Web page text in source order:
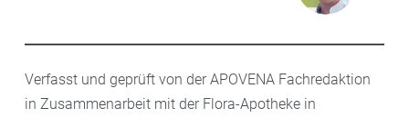
Verfasst und geprüft von der APOVENA Fachredaktion
in Zusammenarbeit mit der Flora-Apotheke in